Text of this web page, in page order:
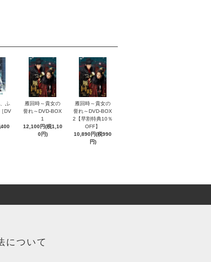
ふ
DV
雁回時～貴女の
誉れ～DVD-BOX
1
12,100円(税1,10
0円)
雁回時～貴女の
誉れ～DVD-BOX
2【早割特典10％
OFF】
10,890円(税990
円)
について